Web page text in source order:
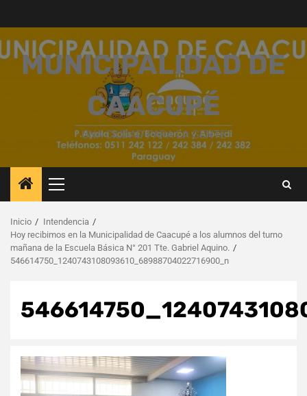
contenido
MUNICIPALIDAD DE
CAACUPÉ
UNA CIUDAD PARA LA GENTE
Menú
principal
Inicio
Intendencia
Hoy recibimos en la Municipalidad de Caacupé a los alumnos del turno
mañana de la Escuela Básica N° 201 Tte. Gabriel Aquino.
546614750_1240743108093610_68988704022716900_n